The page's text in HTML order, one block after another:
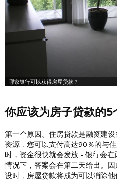
你应该为房子贷款的5
第一个原因。住房贷款是融资建
资源，您可以支付高达90％的与
时，资金很快就会发放 - 银行会
情况下，答案会在第二天给出。
设时，房屋贷款将成为可以消除他